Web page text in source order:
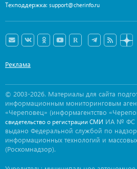
Техподдержка: support@cherinfo.ru
Реклама
© 2003-2026. Материалы для сайта
информационным мониторинговым
«Череповец» (информагентство
свидетельство о регистрации СМИ ИА № ФС
выдано Федеральной службой по
информационных технологий и
(Роскомнадзор).